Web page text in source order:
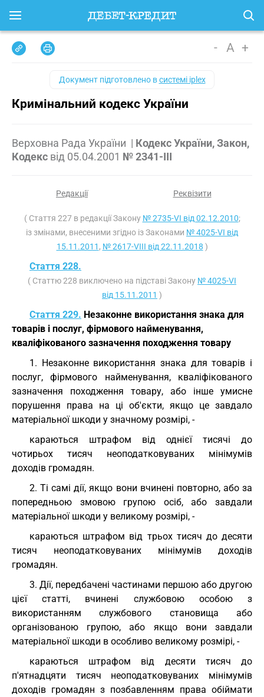
- A +
Документ підготовлено всистемі iplex
Кримінальний кодекс України
Верховна Рада України | Кодекс України, Закон,
Кодекс від 05.04.2001 № 2341-III
Редакції Реквізити
( Стаття 227 в редакції Закону № 2735-VI від 02.12.2010;
із змінами, внесеними згідно із Законами № 4025-VI від
15.11.2011 , № 2617-VIII від 22.11.2018 )
Стаття 228.
( Статтю 228 виключено на підставі Закону № 4025-VI
від 15.11.2011 )
Стаття 229. Незаконне використання знака для
товарів і послуг, фірмового найменування,
кваліфікованого зазначення походження товару
1. Незаконне використання знака для товарів і
послуг, фірмового найменування, кваліфікованого
зазначення походження товару, або інше умисне
порушення права на ці об'єкти, якщо це завдало
матеріальної шкоди у значному розмірі, -
караються штрафом від однієї тисячі до
чотирьох тисяч неоподатковуваних мінімумів
доходів громадян.
2. Ті самі дії, якщо вони вчинені повторно, або за
попередньою змовою групою осіб, або завдали
матеріальної шкоди у великому розмірі, -
караються штрафом від трьох тисяч до десяти
тисяч неоподатковуваних мінімумів доходів
громадян.
3. Дії, передбачені частинами першою або другою
цієї статті, вчинені службовою особою з
використанням службового становища або
організованою групою, або якщо вони завдали
матеріальної шкоди в особливо великому розмірі, -
караються штрафом від десяти тисяч до
п'ятнадцяти тисяч неоподатковуваних мінімумів
доходів громадян з позбавленням права обіймати